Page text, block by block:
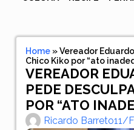
Home»Vereador
Chico Kiko por “ato
VEREADOR
PEDE
POR “ATO
Ricardo Barreto11/